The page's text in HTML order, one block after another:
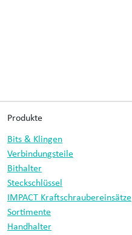
Produkte
Bits & Klingen
Verbindungsteile
Bithalter
Steckschlüssel
IMPACT Kraftschraubereinsätze
Sortimente
Handhalter